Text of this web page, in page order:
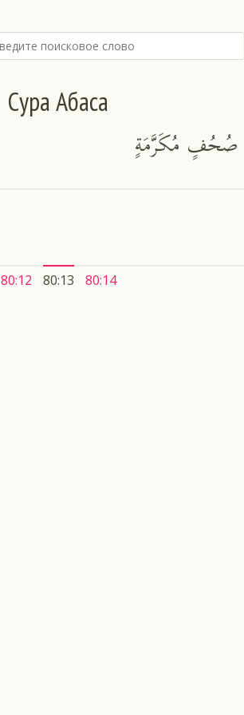
Сура Абаса
مُكَرَّمَةٍ
80:12 80:13 80:14